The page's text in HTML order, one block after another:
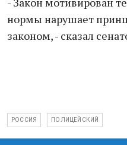
нормы нарушает
законом, - сказал
РОССИЯ ПОЛИЦЕЙСКИЙ